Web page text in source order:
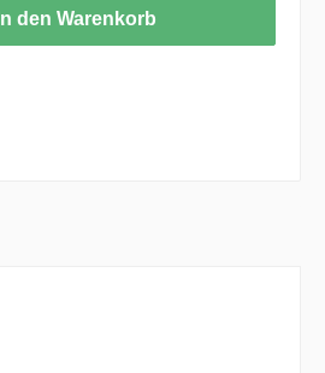
In den Warenkorb